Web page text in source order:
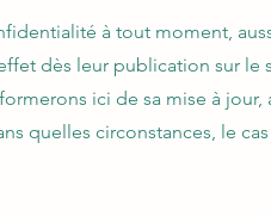
à tout moment,
dès leur publication sur le
ici de sa mise à jour,
quelles circonstances, le